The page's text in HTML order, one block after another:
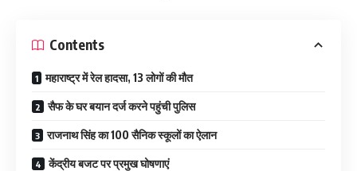
Contents
महाराष्ट्र में रेल हादसा, 13 लोगों की मौत
सैफ के घर बयान दर्ज करने पहुंची पुलिस
राजनाथ सिंह का 100 सैनिक स्कूलों का ऐलान
केंद्रीय बजट पर प्रमुख घोषणाएं